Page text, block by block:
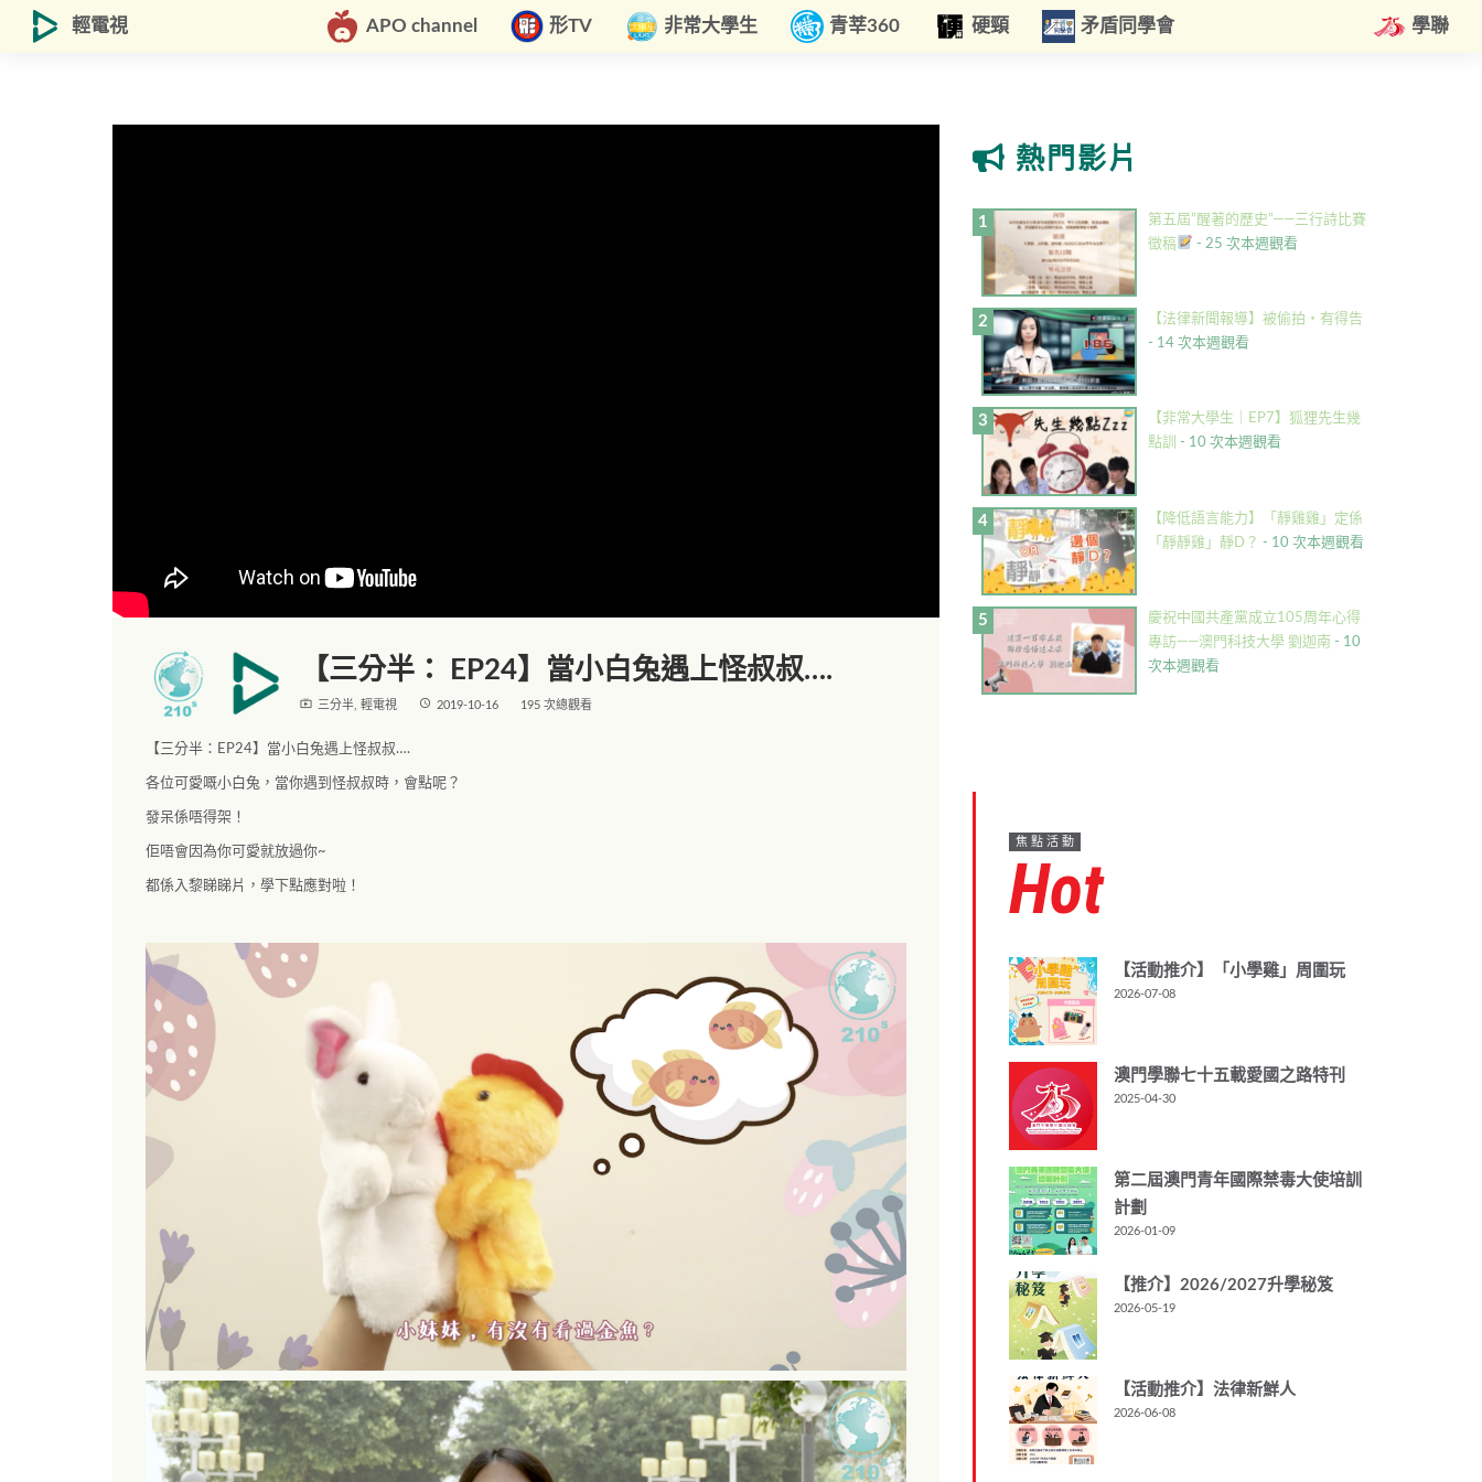
輕電視 APO channel 形TV 非常大學生 青莘360 硬頸 矛盾同學會 學聯
【三分半： EP24】當小白兔遇上怪叔叔….
live_tv 三分半 輕電視 access_time 2019-10-16 195 次總觀看
【三分半：EP24】當小白兔遇上怪叔叔….
各位可愛嘅小白兔，當你遇到怪叔叔時，會點呢？
發呆係唔得架！
佢唔會因為你可愛就放過你~
都係入黎睇睇片，學下點應對啦！
熱門影片
第五屆”醒著的歷史”——三行詩比賽
徵稿
- 25 次本週觀看
【法律新聞報導】被偷拍・有得告
- 14 次本週觀看
【非常大學生｜EP7】狐狸先生幾
點訓 - 10 次本週觀看
【降低語言能力】「靜雞雞」定係
「靜靜雞」靜D？ - 10 次本週觀看
慶祝中國共產黨成立105周年心得
專訪——澳門科技大學 劉迦南 - 10
次本週觀看
焦點活動
Hot
【活動推介】「小學雞」周圍玩
2026-07-08
澳門學聯七十五載愛國之路特刊
2025-04-30
第二屆澳門青年國際禁毒大使培訓
計劃
2026-01-09
【推介】2026/2027升學秘笈
2026-05-19
【活動推介】法律新鮮人
2026-06-08